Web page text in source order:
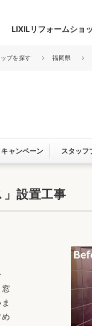
玄関まわり
カースペース
ン
LIXILリフォームショ
アンケート
立ち情報
プを探す 福岡県
キャンペーン スタッフ
設置工事